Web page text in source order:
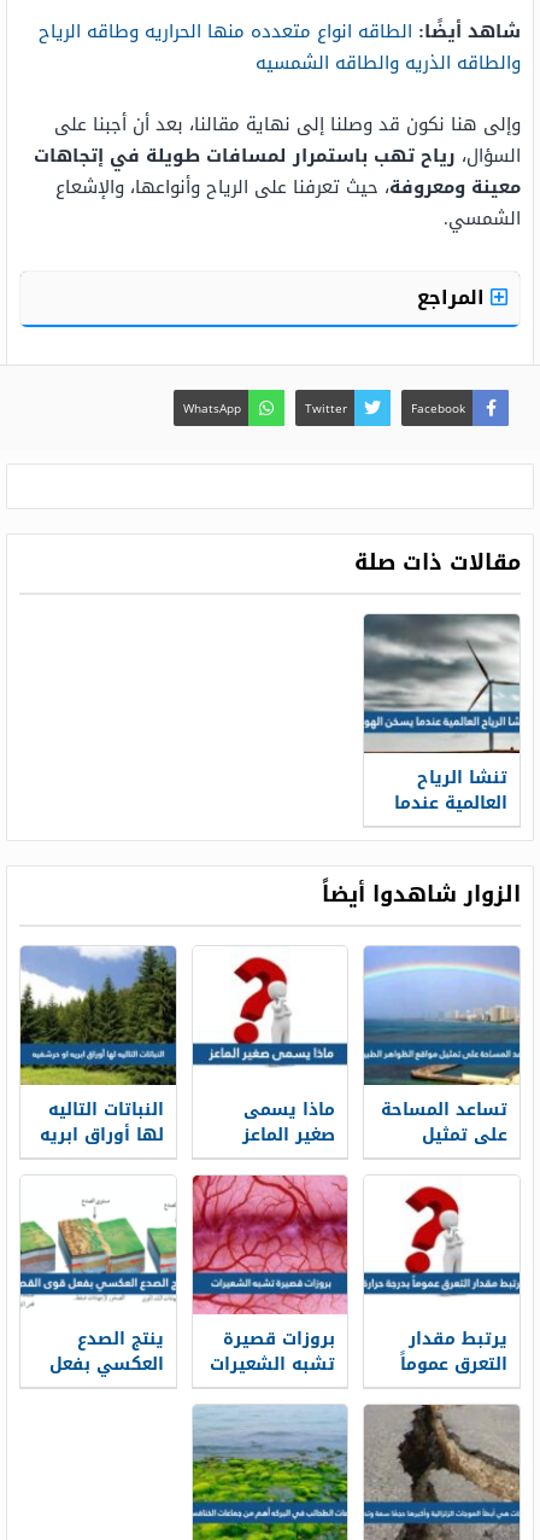
شاهد أيضًا: الطاقه انواع متعدده منها الحراريه وطاقه الرياح
والطاقه الذريه والطاقه الشمسيه
وإلى هنا نكون قد وصلنا إلى نهاية مقالنا، بعد أن أجبنا على
السؤال، رياح تهب باستمرار لمسافات طويلة في إتجاهات
معينة ومعروفة، حيث تعرفنا على الرياح وأنواعها، والإشعاع
الشمسي.
المراجع
Facebook
Twitter
WhatsApp
مقالات ذات صلة
تنشا الرياح
العالمية عندما
يسخن الهواء
الزوار شاهدوا أيضاً
تساعد المساحة
على تمثيل
مواقع الظواهر
الطبيعية
ماذا يسمى
صغير الماعز
النباتات التاليه
لها أوراق ابريه
او حرشفيه
يرتبط مقدار
التعرق عموماً
بدرجة حرارة
بروزات قصيرة
تشبه الشعيرات
ينتج الصدع
العكسي بفعل
قوى القص